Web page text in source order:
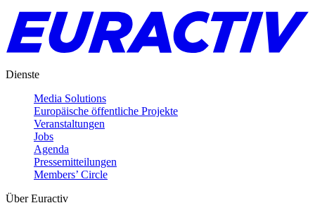
Dienste
Media Solutions
Europäische öffentliche Projekte
Veranstaltungen
Jobs
Agenda
Pressemitteilungen
Members’ Circle
Über Euractiv